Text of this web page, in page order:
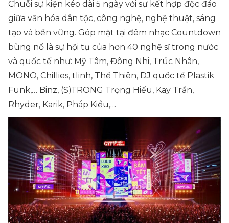
Chuỗi sự kiện kéo dài 5 ngày với sự kết hợp độc đáo
giữa văn hóa dân tộc, công nghệ, nghệ thuật, sáng
tạo và bền vững. Góp mặt tại đêm nhạc Countdown
bùng nổ là sự hội tụ của hơn 40 nghệ sĩ trong nước
và quốc tế như: Mỹ Tâm, Đông Nhi, Trúc Nhân,
MONO, Chillies, tlinh, Thể Thiên, DJ quốc tế Plastik
Funk,… Binz, (S)TRONG Trọng Hiếu, Kay Trần,
Rhyder, Karik, Pháp Kiều,…